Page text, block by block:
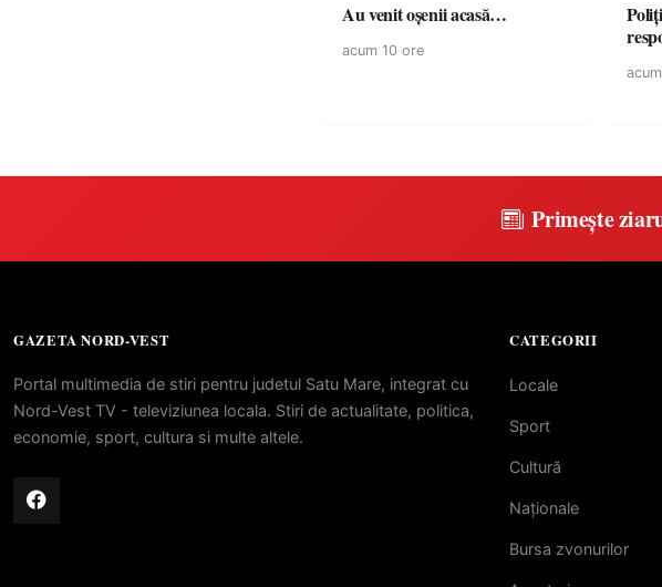
Au venit oșenii acasă…
acum 10 ore
Primește
GAZETA NORD-VEST
Portal multimedia de stiri pentru judetul Satu Mare, integrat cu
Nord-Vest TV - televiziunea locala. Stiri de actualitate, politica,
economie, sport, cultura si multe altele.
CATEGORII
Locale
Sport
Cultură
Naționale
Bursa zvonurilor